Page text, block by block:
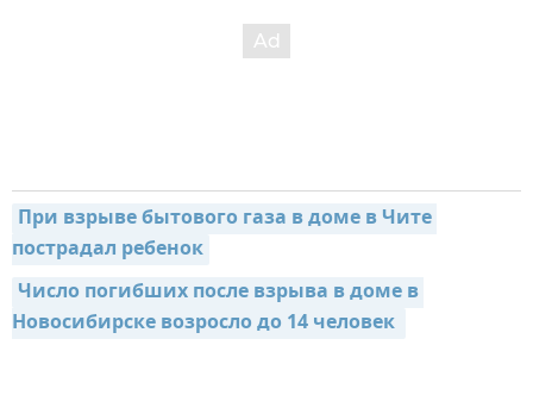
При взрыве бытового газа в доме в Чите
пострадал ребенок
Число погибших после взрыва в доме в
Новосибирске возросло до 14 человек